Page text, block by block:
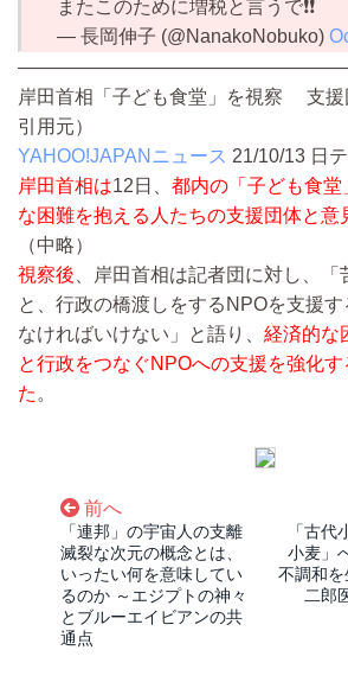
またこのために増税と言うで❗❗
— 長岡伸子 (@NanakoNobuko)
岸田首相「子ども食堂」を視察 支援
引用元）
YAHOO!JAPANニュース 21/10/13 日
岸田首相は12日、 都内の「子ども食
な困難を抱える人たちの支援団体と意
（中略）
視察後 、岸田首相は記者団に対し、
と、行政の橋渡しをするNPOを支援す
なければいけない」と語り、 経済的な
と行政をつなぐNPOへの支援を強化
た 。
前へ
「連邦」の宇宙人の支離
滅裂な次元の概念とは、
いったい何を意味してい
るのか ～エジプトの神々
とブルーエイビアンの共
通点
「古
小麦」
不調和
二郎